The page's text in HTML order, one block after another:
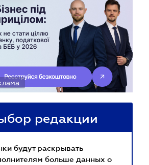
редакции
будут раскрывать
больше данных о